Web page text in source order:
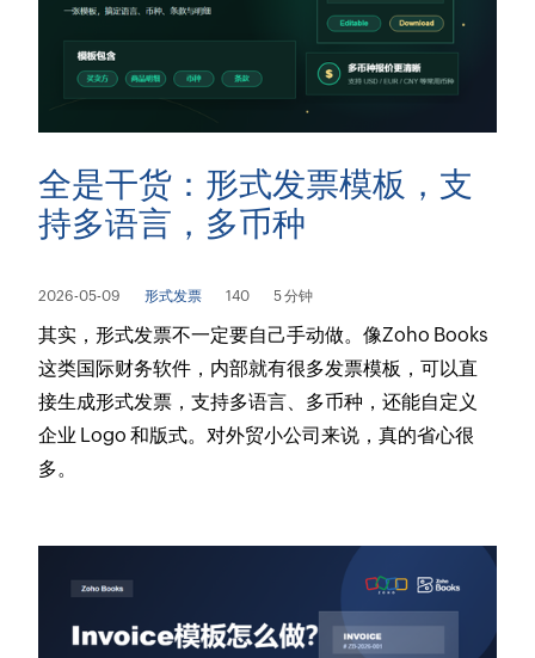
全是干货：形式发票模板，支
持多语言，多币种
2026-05-09 形式发票 140 5 分钟
其实，形式发票不一定要自己手动做。像Zoho Books
这类国际财务软件，内部就有很多发票模板，可以直
接生成形式发票，支持多语言、多币种，还能自定义
企业 Logo 和版式。对外贸小公司来说，真的省心很
多。